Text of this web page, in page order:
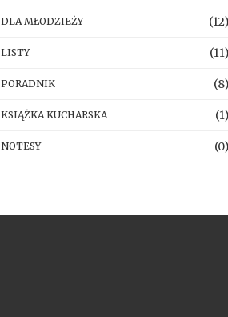
DLA MŁODZIEŻY (12)
LISTY (11)
PORADNIK (8)
KSIĄŻKA KUCHARSKA (1)
NOTESY (0)